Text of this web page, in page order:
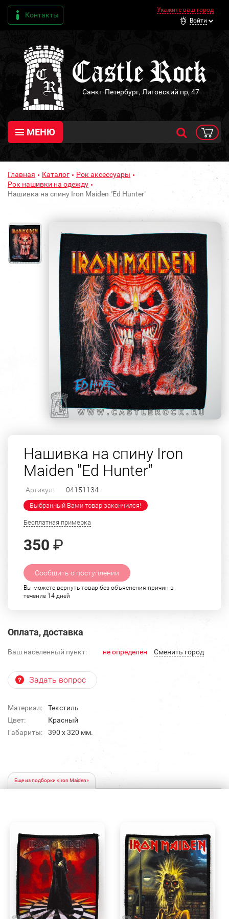
Контакты
Укажите ваш город
Войти
Санкт-Петербург, Лиговский пр, 47
МЕНЮ
Главная Каталог
Рок аксессуары
Рок нашивки на одежду
Нашивка на спину Iron Maiden "Ed Hunter"
Нашивка на спину Iron
Maiden "Ed Hunter"
Артикул: 04151134
Выбранный Вами товар закончился!
Бесплатная примерка
350 ₽
Сообщить о поступлении
Вы можете вернуть товар без объяснения причин в
течение 14 дней
Оплата, доставка
Ваш населенный пункт: не определен Cменить город
Задать вопрос
Материал:
Текстиль
Цвет:
Красный
Габариты:
390 x 320 мм.
Еще из подборки «Iron Maiden»